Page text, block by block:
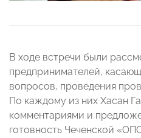
В ходе встречи были
предпринимателей,
вопросов, проведения
По каждому из них Хасан
комментариями и
готовность Чеченской